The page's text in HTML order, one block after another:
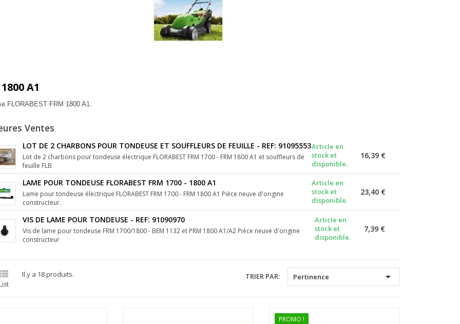
A1
FLORABEST FRM 1800 A1.
Ventes
LOT DE 2 CHARBONS POUR TONDEUSE ET SOUFFLEURS DE FEUILLE - REF: 91095553
Lot de 2 charbons pour tondeuse électrique FLORABEST FRM 1700 - FRM 1800 A1 et souffleurs de
feuille FLB
Article en
stock et
disponible.
16,39 €
LAME POUR TONDEUSE FLORABEST FRM 1700 - 1800 A1
Lame pour tondeuse électrique FLORABEST FRM 1700 - FRM 1800 A1 Pièce neuve d'origine
constructeur.
Article en
stock et
disponible.
23,40 €
VIS DE LAME POUR TONDEUSE - REF: 91090970
Vis de lame pour tondeuse FRM 1700/1800 - BEM 1132 et PRM 1800 A1/A2 Pièce neuve d'origine
constructeur
Article en
stock et
disponible.
7,39 €
Il y a 18 produits. TRIER PAR: Pertinence 
PROMO !